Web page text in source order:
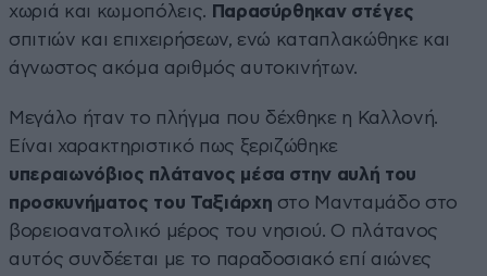
χωριά και κωμοπόλεις. Παρασύρθηκαν στέγες
σπιτιών και επιχειρήσεων, ενώ καταπλακώθηκε και
άγνωστος ακόμα αριθμός αυτοκινήτων.
Μεγάλο ήταν το πλήγμα που δέχθηκε η Καλλονή.
Είναι χαρακτηριστικό πως ξεριζώθηκε
υπεραιωνόβιος πλάτανος μέσα στην αυλή του
προσκυνήματος του Ταξιάρχη στο Μανταμάδο στο
βορειοανατολικό μέρος του νησιού. Ο πλάτανος
αυτός συνδέεται με το παραδοσιακό επί αιώνες